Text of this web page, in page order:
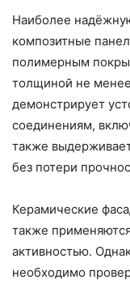
Наиболее
композитные
полимерным
толщиной не
демонстрирует
соединениям,
также
без потери
Керамические
также
активностью.
необходимо